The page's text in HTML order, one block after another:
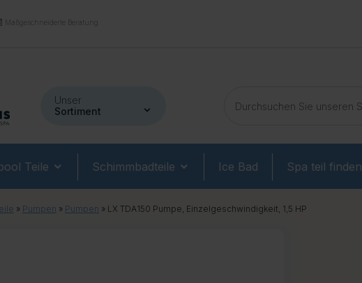
Maßgeschneiderte Beratung
Unser
Sortiment
Teile Schimmbadteile Ice Bad Spa teil finden
» Pumpen » Pumpen » LX TDA150 Pumpe, Einzelgeschwindigkeit, 1,5 HP